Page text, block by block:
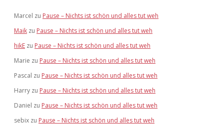
Marcel zu Pause – Nichts ist schön und alles tut weh
Maik zu Pause – Nichts ist schön und alles tut weh
hikE zu Pause – Nichts ist schön und alles tut weh
Marie zu Pause – Nichts ist schön und alles tut weh
Pascal zu Pause – Nichts ist schön und alles tut weh
Harry zu Pause – Nichts ist schön und alles tut weh
Daniel zu Pause – Nichts ist schön und alles tut weh
sebix zu Pause – Nichts ist schön und alles tut weh